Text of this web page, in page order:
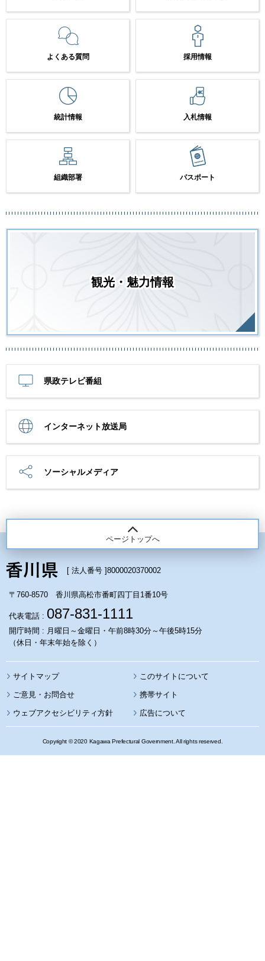
よくある質問 採用情報
統計情報 入札情報
組織部署 パスポート
観光・魅力情報
県政テレビ番組
インターネット放送局
ソーシャルメディア
ページトップへ
[ 法人番号 ]8000020370002
〒760-8570 香川県高松市番町四丁目1番10号
代表電話 : 087-831-1111
開庁時間 : 月曜日～金曜日・午前8時30分～午後5時15分
（休日・年末年始を除く）
サイトマップ このサイトについて
携帯サイト
ウェブアクセシビリティ方針 広告について
Copyright © 2020 Kagawa Prefectural Government. All rights reserved.